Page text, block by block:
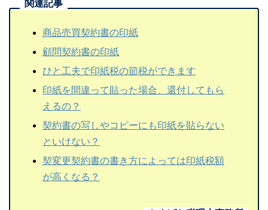
商品売買契約書の印紙
顧問契約書の印紙
ひと工夫で印紙税の節税ができます
印紙を間違って貼った場合、還付してもら
えるの？
契約書の写しやコピーにも印紙を貼らない
といけない？
契変更契約書の書き方によっては印紙税額
が高くなる？